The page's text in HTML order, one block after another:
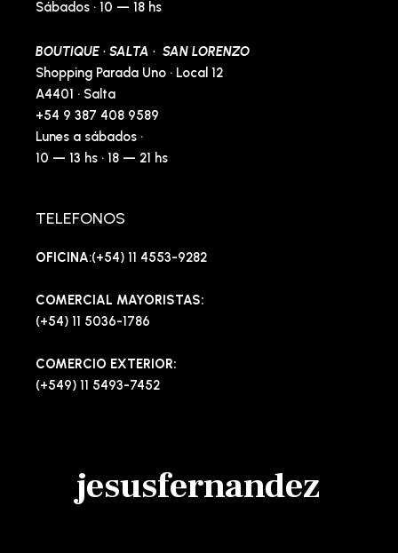
Sábados · 10 — 18 hs
BOUTIQUE · SALTA · SAN LORENZO
Shopping Parada Uno · Local 12
A4401 · Salta
+54 9 387 408 9589
Lunes a sábados ·
10 — 13 hs · 18 — 21 hs
TELEFONOS
OFICINA:(+54) 11 4553-9282
COMERCIAL MAYORISTAS:
(+54) 11 5036-1786
COMERCIO EXTERIOR:
(+549) 11 5493-7452
jesusfernandez